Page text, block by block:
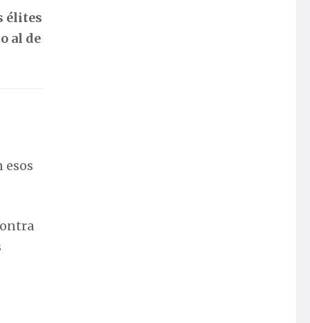
élites
al de